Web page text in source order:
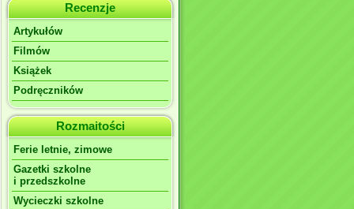
Recenzje
Artykułów
Filmów
Książek
Podręczników
Rozmaitości
Ferie letnie, zimowe
Gazetki szkolne
i przedszkolne
Wycieczki szkolne